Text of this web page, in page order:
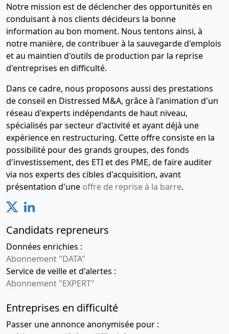
Notre mission est de déclencher des opportunités en
conduisant à nos clients décideurs la bonne
information au bon moment. Nous tentons ainsi, à
notre manière, de contribuer à la sauvegarde d'emplois
et au maintien d'outils de production par la reprise
d'entreprises en difficulté.
Dans ce cadre, nous proposons aussi des prestations
de conseil en Distressed M&A, grâce à l'animation d'un
réseau d'experts indépendants de haut niveau,
spécialisés par secteur d'activité et ayant déjà une
expérience en restructuring. Cette offre consiste en la
possibilité pour des grands groupes, des fonds
d'investissement, des ETI et des PME, de faire auditer
via nos experts des cibles d'acquisition, avant
présentation d'une offre de reprise à la barre.
Candidats repreneurs
Données enrichies :
Abonnement "DATA"
Service de veille et d'alertes :
Abonnement "EXPERT"
Entreprises en difficulté
Passer une annonce anonymisée pour :